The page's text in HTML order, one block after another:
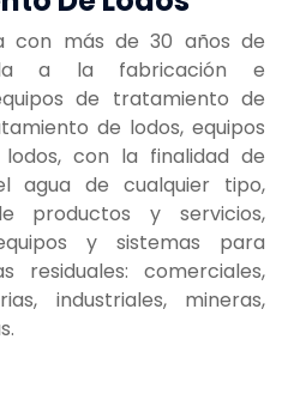
con más de 30 años de
a la fabricación e
de tratamiento de
de lodos, equipos
con la finalidad de
agua de cualquier tipo,
productos y servicios,
y sistemas para
residuales: comerciales,
industriales, mineras,